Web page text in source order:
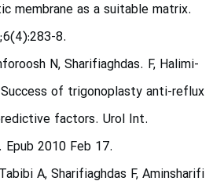
membrane as a suitable matrix.
8.
N, Sharifiaghdas. F, Halimi-
Success of trigonoplasty anti-reflux
factors. Urol Int.
2010 Feb 17.
A, Sharifiaghdas F, Aminsharifi